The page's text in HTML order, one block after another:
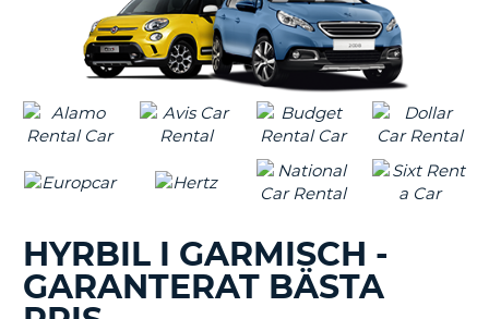
HYRBIL I GARMISCH -
GARANTERAT BÄSTA